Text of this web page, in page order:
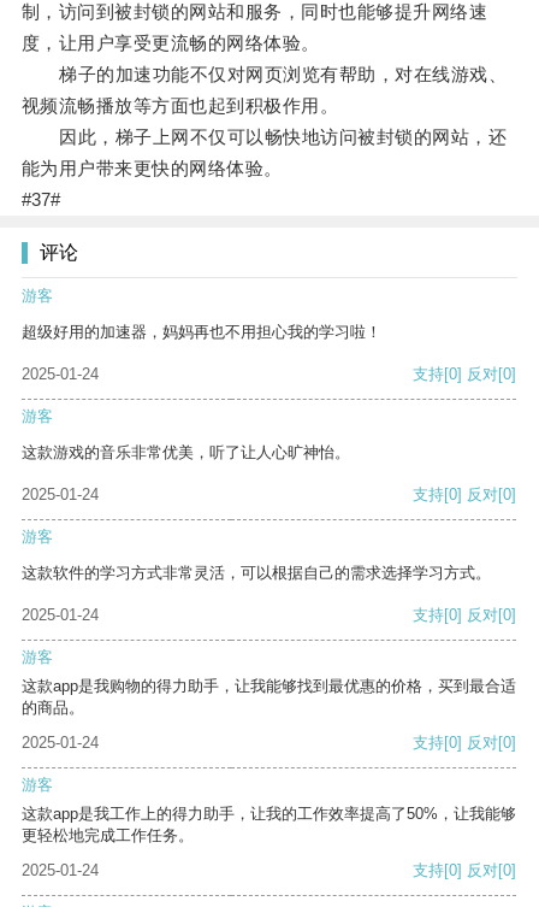
制，访问到被封锁的网站和服务，同时也能够提升网络速
度，让用户享受更流畅的网络体验。
梯子的加速功能不仅对网页浏览有帮助，对在线游戏、
视频流畅播放等方面也起到积极作用。
因此，梯子上网不仅可以畅快地访问被封锁的网站，还
能为用户带来更快的网络体验。
#37#
评论
游客
超级好用的加速器，妈妈再也不用担心我的学习啦！
2025-01-24 支持[0] 反对[0]
游客
这款游戏的音乐非常优美，听了让人心旷神怡。
2025-01-24 支持[0] 反对[0]
游客
这款软件的学习方式非常灵活，可以根据自己的需求选择学习方式。
2025-01-24 支持[0] 反对[0]
游客
这款app是我购物的得力助手，让我能够找到最优惠的价格，买到最合适
的商品。
2025-01-24
支持[0] 反对[0]
游客
这款app是我工作上的得力助手，让我的工作效率提高了50%，让我能够
更轻松地完成工作任务。
2025-01-24
支持[0] 反对[0]